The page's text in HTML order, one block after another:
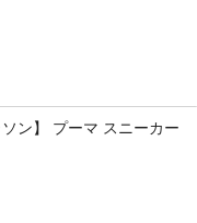
ソン】 プーマ スニーカー